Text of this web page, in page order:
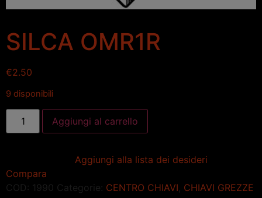
SILCA OMR1R
€2.50
9 disponibili
Aggiungi al carrello
Aggiungi alla lista dei desideri
Compara
COD: 1990 Categorie: CENTRO CHIAVI CHIAVI GREZZE